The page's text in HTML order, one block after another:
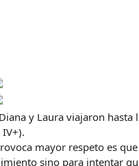
y Laura viajaron
mayor respeto es
sino para intentar